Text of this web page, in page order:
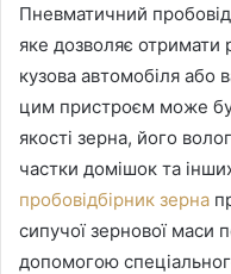
Пневматичний
яке дозволяє отримати
кузова автомобіля або
цим пристроєм може
якості зерна, його
частки домішок та
пробовідбірник зерна
сипучої зернової маси
допомогою